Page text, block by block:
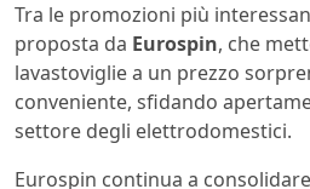
Tra le promozioni più
proposta da Eurospin, che
lavastoviglie a un prezzo
conveniente, sfidando
settore degli elettrodomestici.
Eurospin continua a